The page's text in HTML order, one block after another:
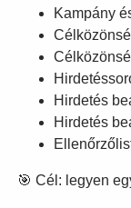
Kampány
Hirdetés
Hirdetés
🎯 Cél: legyen